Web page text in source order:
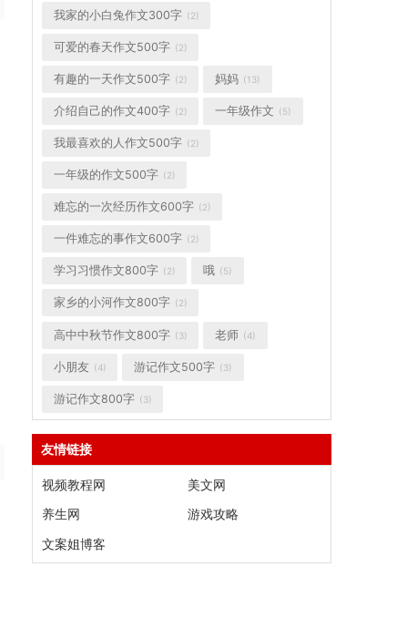
我家的小白兔作文300字 (2)
可爱的春天作文500字 (2)
有趣的一天作文500字 (2) 妈妈 (13)
介绍自己的作文400字 (2) 一年级作文 (5)
我最喜欢的人作文500字 (2)
一年级的作文500字 (2)
难忘的一次经历作文600字 (2)
一件难忘的事作文600字 (2)
学习习惯作文800字 (2) 哦 (5)
家乡的小河作文800字 (2)
高中中秋节作文800字 (3) 老师 (4)
小朋友 (4) 游记作文500字 (3)
游记作文800字 (3)
友情链接
视频教程网
美文网
养生网
游戏攻略
文案姐博客